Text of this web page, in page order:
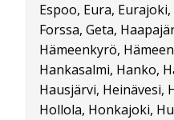
Espoo, Eura,
Forssa, Geta,
Hämeenkyrö,
Hankasalmi, Hanko,
Hausjärvi, Heinävesi,
Hollola, Honkajoki,